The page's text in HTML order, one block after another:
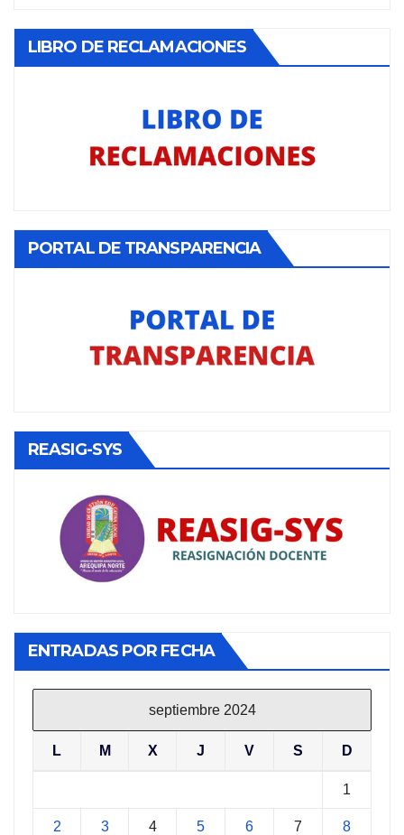
LIBRO DE RECLAMACIONES
PORTAL DE TRANSPARENCIA
REASIG-SYS
ENTRADAS POR FECHA
septiembre 2024
L M X J V S D
1
2 3 4 5 6 7 8